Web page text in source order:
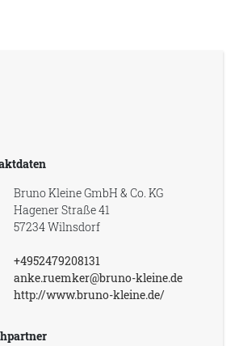
Bruno Kleine GmbH & Co. KG
Hagener Straße 41
57234 Wilnsdorf
+4952479208131
anke.ruemker@bruno-kleine.de
http://www.bruno-kleine.de/